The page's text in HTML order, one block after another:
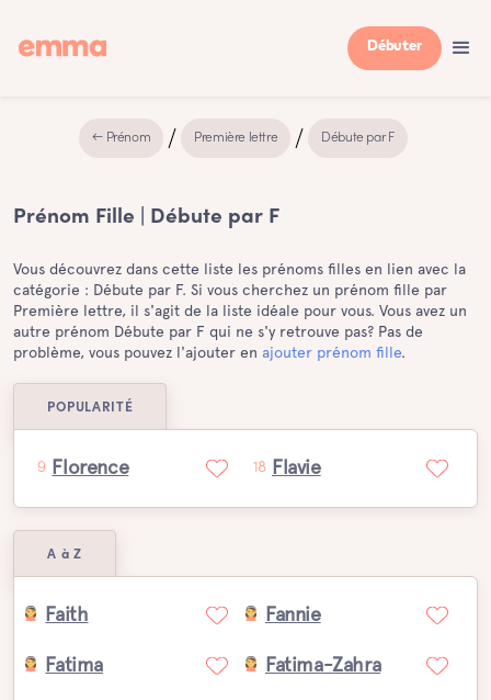
Débuter
← Prénom Première lettre Débute par F
Prénom Fille | Débute par F
Vous découvrez dans cette liste les prénoms filles en lien avec la
catégorie : Débute par F. Si vous cherchez un prénom fille par
Première lettre, il s'agit de la liste idéale pour vous. Vous avez un
autre prénom Débute par F qui ne s'y retrouve pas? Pas de
problème, vous pouvez l'ajouter en ajouter prénom fille.
POPULARITÉ
9 Florence 18 Flavie
A à Z
Faith Fannie
Fatima Fatima-Zahra